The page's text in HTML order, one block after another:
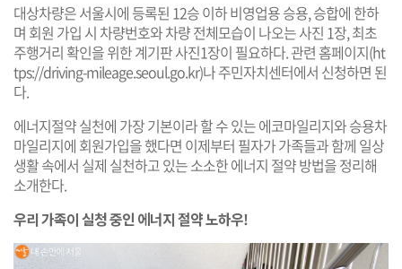
대상차량은 서울시에 등록된 12승 이하 비영업용 승용, 승합에 한하
며 회원 가입 시 차량번호와 차량 전체모습이 나오는 사진 1장, 최초
주행거리 확인을 위한 계기판 사진1장이 필요하다. 관련 홈페이지(ht
tps://driving-mileage.seoul.go.kr)나 주민자치센터에서 신청하면 된
다.
에너지절약 실천에 가장 기본이라 할 수 있는 에코마일리지와 승용차
마일리지에 회원가입을 했다면 이제부터 필자가 가족들과 함께 일상
생활 속에서 실제 실천하고 있는 소소한 에너지 절약 방법을 정리해
소개한다.
우리 가족이 실청 중인 에너지 절약 노하우!